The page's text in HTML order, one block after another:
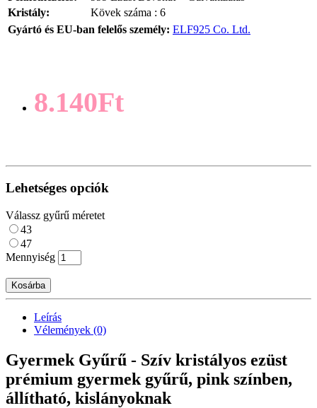
Kristály:
Kövek száma : 6
Gyártó és EU-ban felelős személy: ELF925 Co. Ltd.
8.140Ft
Lehetséges opciók
Válassz gyűrű méretet
43
47
Mennyiség
Kosárba
Leírás
Vélemények (0)
Gyermek Gyűrű - Szív kristályos ezüst
prémium gyermek gyűrű, pink színben,
állítható, kislányoknak